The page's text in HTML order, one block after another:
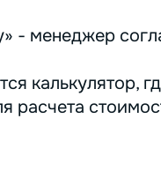
- менеджер
калькулятор,
расчета